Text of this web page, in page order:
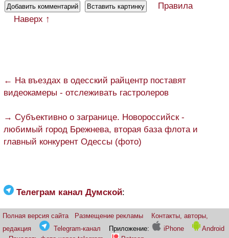
Правила
Наверх ↑
← На въездах в одесский райцентр поставят
видеокамеры - отслеживать гастролеров
→ Субъективно о загранице. Новороссийск -
любимый город Брежнева, вторая база флота и
главный конкурент Одессы (фото)
Телеграм канал Думской:
Полная версия сайта Размещение рекламы
Контакты, авторы,
редакция
Telegram-канал Приложение: iPhone
Android